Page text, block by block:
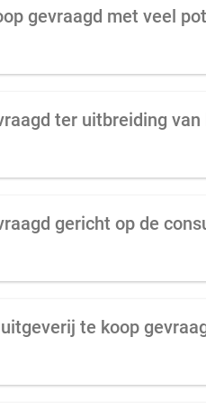
gevraagd met veel
ter uitbreiding
gericht op de
te koop